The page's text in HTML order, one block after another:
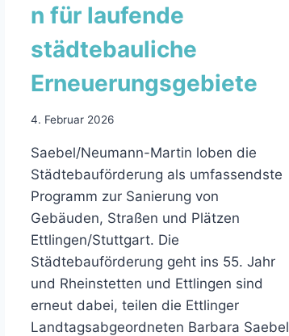
n für laufende
städtebauliche
Erneuerungsgebiete
4. Februar 2026
Saebel/Neumann-Martin loben die
Städtebauförderung als umfassendste
Programm zur Sanierung von
Gebäuden, Straßen und Plätzen
Ettlingen/Stuttgart. Die
Städtebauförderung geht ins 55. Jahr
und Rheinstetten und Ettlingen sind
erneut dabei, teilen die Ettlinger
Landtagsabgeordneten Barbara Saebel